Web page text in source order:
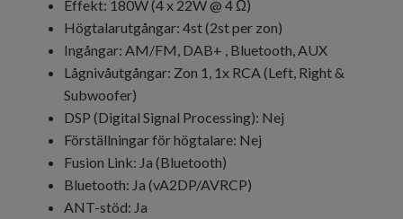
Effekt: 180W (4 x 22W @ 4 Ω)
Högtalarutgångar: 4st (2st per zon)
Ingångar: AM/FM, DAB+ , Bluetooth, AUX
Lågnivåutgångar: Zon 1, 1x RCA (Left, Right &
Subwoofer)
DSP (Digital Signal Processing): Nej
Förställningar för högtalare: Nej
Fusion Link: Ja (Bluetooth)
Bluetooth: Ja (vA2DP/AVRCP)
ANT-stöd: Ja